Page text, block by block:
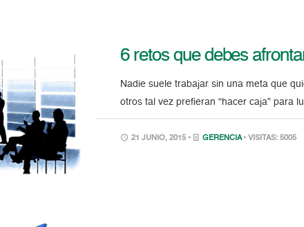
6 retos que debes
Nadie suele trabajar sin una meta que
otros tal vez prefieran “hacer caja” para
21 JUNIO, 2015 • GERENCIA • VISITAS: 5005